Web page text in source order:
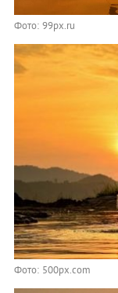
Фото: 99px.ru
Фото: 500px.com